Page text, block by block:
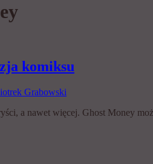
komiksu
Grabowski
a nawet więcej. Ghost Money